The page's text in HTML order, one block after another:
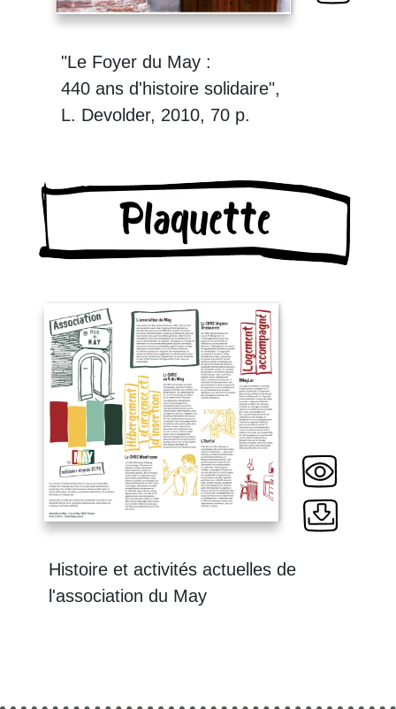
"Le Foyer du May :
440 ans d'histoire solidaire",
L. Devolder, 2010, 70 p.
Histoire et activités actuelles de
l'association du May